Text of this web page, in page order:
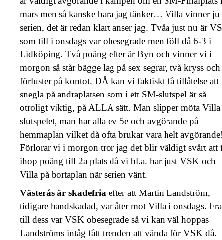
mars men så kanske bara jag tänker… Villa vinner ju
serien, det är redan klart anser jag. Tvåa just nu är
som till i onsdags var obesegrade men föll då 6-3 i
Lidköping. Två poäng efter är Byn och vinner vi i
morgon så står bägge lag på sex segrar, två kryss
förluster på kontot. DÅ kan vi faktiskt få tillåtelse att
snegla på andraplatsen som i ett SM-slutspel är så
otroligt viktig, på ALLA sätt. Man slipper möta
slutspelet, man har alla ev 5e och avgörande på
hemmaplan vilket då ofta brukar vara helt
Förlorar vi i morgon tror jag det blir väldigt svårt att
ihop poäng till 2a plats då vi bl.a. har just VSK och
Villa på bortaplan när serien vänt.
Västerås är skadefria efter att Martin Landström,
tidigare handskadad, var åter mot Villa i onsdags.
till dess var VSK obesegrade så vi kan väl hoppas
Landströms intåg fått trenden att vända för VSK då.